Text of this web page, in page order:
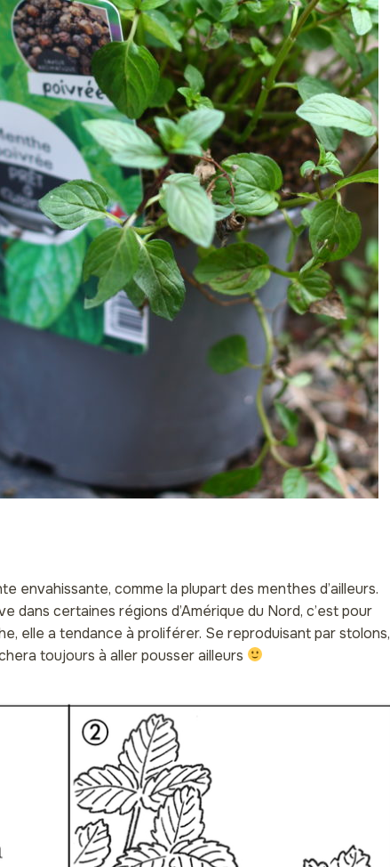
envahissante, comme la plupart des menthes d’ailleurs.
dans certaines régions d’Amérique du Nord, c’est pour
elle a tendance à proliférer. Se reproduisant par stolons,
toujours à aller pousser ailleurs